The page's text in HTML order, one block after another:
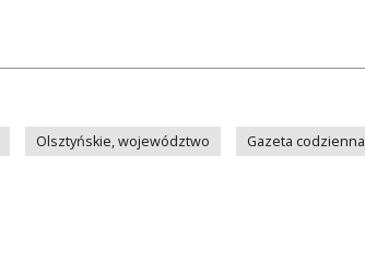
Olsztyńskie, województwo Gazeta codzienna